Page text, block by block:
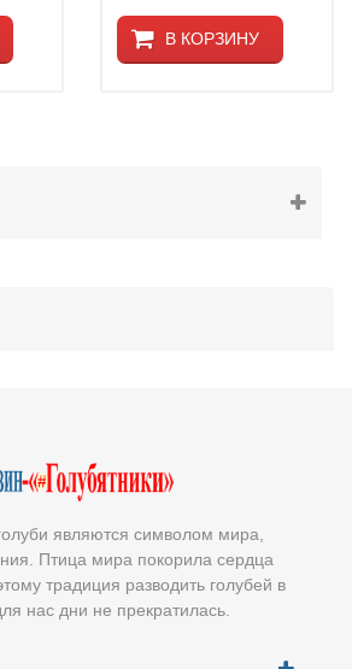
В КОРЗИНУ
являются символом мира,
Птица мира покорила сердца
традиция разводить голубей в
нас дни не прекратилась.